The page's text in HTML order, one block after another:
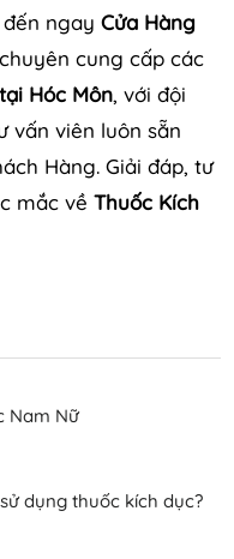
ngay Cửa Hàng
cung cấp các
Hóc Môn, với đội
vấn viên luôn sẵn
Hàng. Giải đáp, tư
mắc về Thuốc Kích
Nam Nữ
dụng thuốc kích dục?